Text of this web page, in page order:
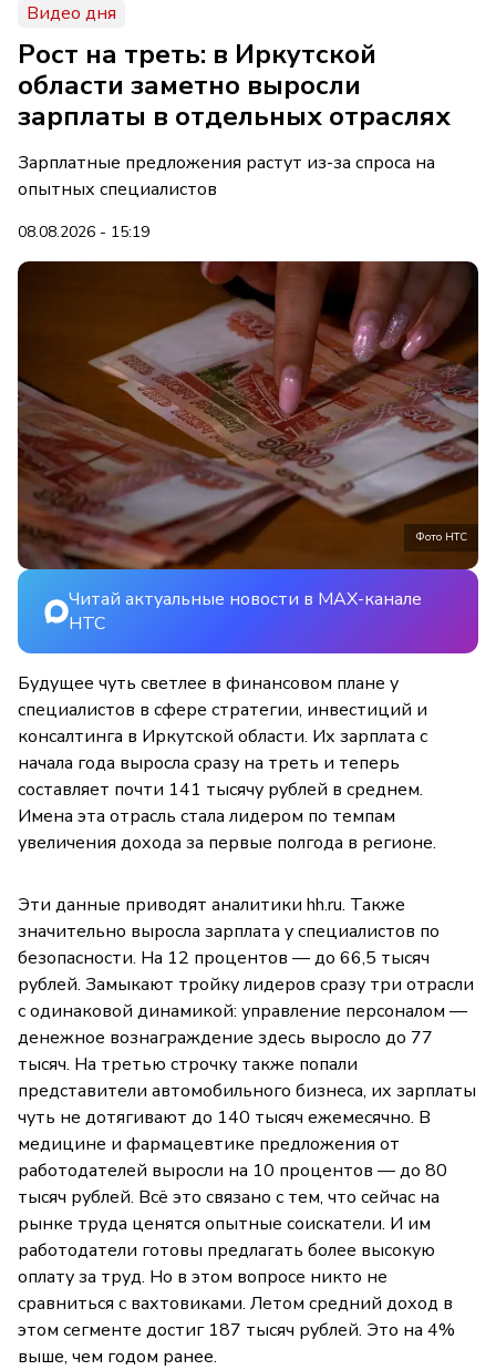
Видео дня
Рост на треть: в Иркутской
области заметно выросли
зарплаты в отдельных отраслях
Зарплатные предложения растут из-за спроса на
опытных специалистов
08.08.2026 - 15:19
Фото НТС
Читай актуальные новости в MAX-канале
НТС
Будущее чуть светлее в финансовом плане у
специалистов в сфере стратегии, инвестиций и
консалтинга в Иркутской области. Их зарплата с
начала года выросла сразу на треть и теперь
составляет почти 141 тысячу рублей в среднем.
Имена эта отрасль стала лидером по темпам
увеличения дохода за первые полгода в регионе.
Эти данные приводят аналитики hh.ru. Также
значительно выросла зарплата у специалистов по
безопасности. На 12 процентов — до 66,5 тысяч
рублей. Замыкают тройку лидеров сразу три отрасли
с одинаковой динамикой: управление персоналом —
денежное вознаграждение здесь выросло до 77
тысяч. На третью строчку также попали
представители автомобильного бизнеса, их зарплаты
чуть не дотягивают до 140 тысяч ежемесячно. В
медицине и фармацевтике предложения от
работодателей выросли на 10 процентов — до 80
тысяч рублей. Всё это связано с тем, что сейчас на
рынке труда ценятся опытные соискатели. И им
работодатели готовы предлагать более высокую
оплату за труд. Но в этом вопросе никто не
сравниться с вахтовиками. Летом средний доход в
этом сегменте достиг 187 тысяч рублей. Это на 4%
выше, чем годом ранее.